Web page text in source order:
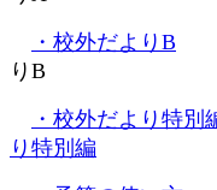
・校外だよりB
りB
・校外だより特別
り特別編